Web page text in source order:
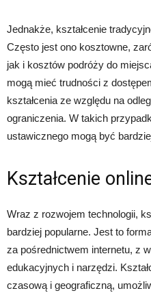
Jednakże, kształcenie
Często jest ono kosztowne,
jak i kosztów podróży do
mogą mieć trudności z
kształcenia ze względu na
ograniczenia. W takich
ustawicznego mogą być
Kształcenie
Wraz z rozwojem technologii,
bardziej popularne. Jest to
za pośrednictwem internetu, z
edukacyjnych i narzędzi.
czasową i geograficzną,